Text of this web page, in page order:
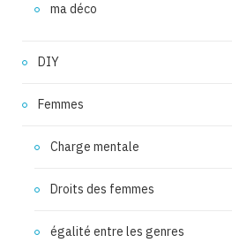
ma déco
DIY
Femmes
Charge mentale
Droits des femmes
égalité entre les genres